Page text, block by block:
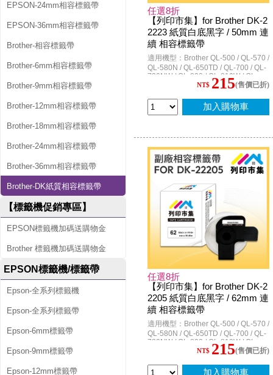
EPSON-24mm相容標籤帶
EPSON-36mm相容標籤帶
Brother-相容標籤帶
Brother-6mm相容標籤帶
Brother-9mm相容標籤帶
Brother-12mm相容標籤帶
Brother-18mm相容標籤帶
Brother-24mm相容標籤帶
Brother-36mm相容標籤帶
Brother-DK紙質相容標籤帶
【標籤機促銷專區】
EPSON標籤機加碼送購物金
Brother 標籤機加碼送購物金
EPSON標籤機/標籤帶
Epson-全系列標籤機
Epson-全系列標籤帶
Epson-6mm標籤帶
Epson-9mm標籤帶
Epson-12mm標籤帶
任選8折
【列印市集】for Brother DK-2
2223 紙質白底黑字 / 50mm 連
續 相容標籤帶
適用機型：Brother QL-500 / QL-570 /
QL-580N / QL-650TD / QL-700 / QL-
720NW / QL-800 / QL-810W / QL-
820NWB / QL-1050 / QL-1060N
NT$ 215(售價已折)
加入購物車
任選8折
【列印市集】for Brother DK-2
2205 紙質白底黑字 / 62mm 連
續 相容標籤帶
適用機型：Brother QL-500 / QL-570 /
QL-580N / QL-650TD / QL-700 / QL-
720NW / QL-800 / QL-810W / QL-
820NWB / QL-1050 / QL-1060N
NT$ 215(售價已折)
加入購物車